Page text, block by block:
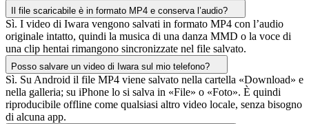
Il file scaricabile è in formato MP4 e conserva l’audio?
Sì. I video di Iwara vengono salvati in formato MP4 con l’audio
originale intatto, quindi la musica di una danza MMD o la voce di
una clip hentai rimangono sincronizzate nel file salvato.
Posso salvare un video di Iwara sul mio telefono?
Sì. Su Android il file MP4 viene salvato nella cartella «Download» e
nella galleria; su iPhone lo si salva in «File» o «Foto». È quindi
riproducibile offline come qualsiasi altro video locale, senza bisogno
di alcuna app.